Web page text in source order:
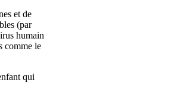
et de
(par
humain
comme le
qui